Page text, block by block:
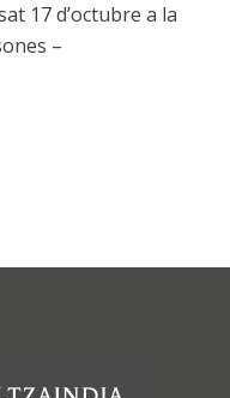
17 d’octubre a la
–